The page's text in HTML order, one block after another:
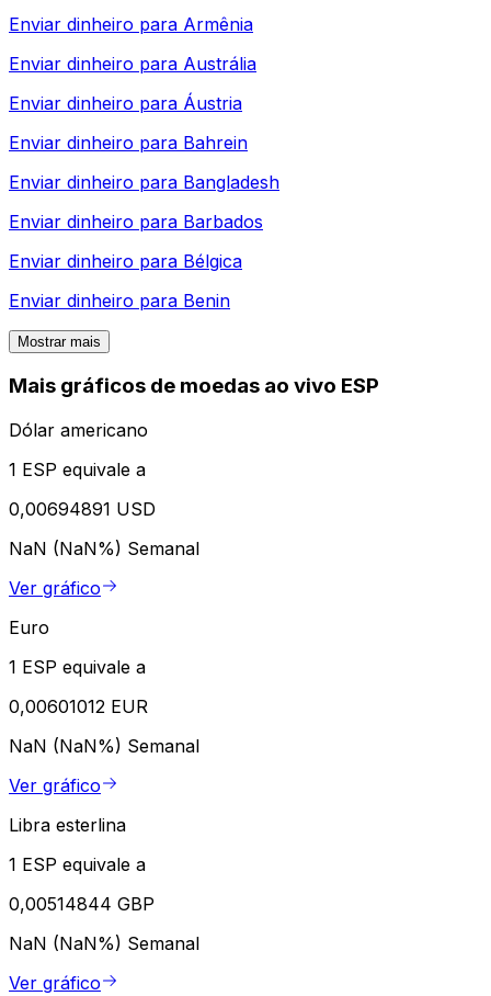
Enviar dinheiro para Armênia
Enviar dinheiro para Austrália
Enviar dinheiro para Áustria
Enviar dinheiro para Bahrein
Enviar dinheiro para Bangladesh
Enviar dinheiro para Barbados
Enviar dinheiro para Bélgica
Enviar dinheiro para Benin
Mostrar mais
Mais gráficos de moedas ao vivo ESP
Dólar americano
1 ESP equivale a
0,00694891 USD
NaN (NaN%) Semanal
Ver gráfico
Euro
1 ESP equivale a
0,00601012 EUR
NaN (NaN%) Semanal
Ver gráfico
Libra esterlina
1 ESP equivale a
0,00514844 GBP
NaN (NaN%) Semanal
Ver gráfico